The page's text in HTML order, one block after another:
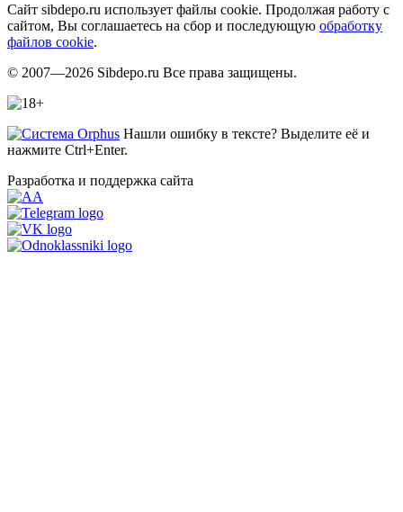
Сайт sibdepo.ru использует файлы cookie. Продолжая работу с
сайтом, Вы соглашаетесь на сбор и последующую обработку
файлов cookie.
© 2007—2026 Sibdepo.ru Все права защищены.
Нашли ошибку в тексте? Выделите её и
нажмите Ctrl+Enter.
Разработка и поддержка сайта